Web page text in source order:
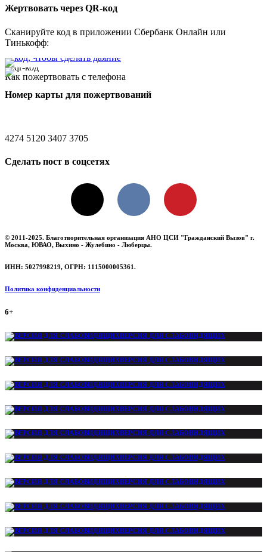
Жертвовать через QR-код
Сканируйте код в приложении Сбербанк Онлайн или
Тинькофф:
Как пожертвовать с телефона
Номер карты для пожертвований
4274 5120 3407 3705
Сделать пост в соцсетях
VKontakte
© 2011-2025. Благотворительная организация АНО ЦСИ "Гражданский Вызов" г.
Москва, ЮВАО, Выхино - Жулебино - Люберцы.
ИНН: 5027998219, ОГРН: 1115000005361.
Политика конфиденциальности
6+
ВЕРСИЯ ДЛЯ СЛАБОВИДЯЩИХ
ВЕРСИЯ ДЛЯ СЛАБОВИДЯЩИХ
ВЕРСИЯ ДЛЯ СЛАБОВИДЯЩИХ
ВЕРСИЯ ДЛЯ СЛАБОВИДЯЩИХ
ВЕРСИЯ ДЛЯ СЛАБОВИДЯЩИХ
ВЕРСИЯ ДЛЯ СЛАБОВИДЯЩИХ
ВЕРСИЯ ДЛЯ СЛАБОВИДЯЩИХ
ВЕРСИЯ ДЛЯ СЛАБОВИДЯЩИХ
ВЕРСИЯ ДЛЯ СЛАБОВИДЯЩИХ